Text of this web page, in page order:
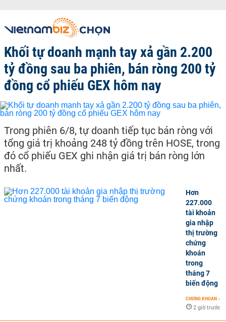
Khối tự doanh mạnh tay xả gần 2.200
tỷ đồng sau ba phiên, bán ròng 200 tỷ
đồng cổ phiếu GEX hôm nay
Trong phiên 6/8, tự doanh tiếp tục bán ròng với
tổng giá trị khoảng 248 tỷ đồng trên HOSE, trong
đó cổ phiếu GEX ghi nhận giá trị bán ròng lớn
nhất.
Hơn
227.000
tài khoản
gia nhập
thị trường
chứng
khoán
trong
tháng 7
biến động
CHỨNG KHOÁN -
2 giờ trước